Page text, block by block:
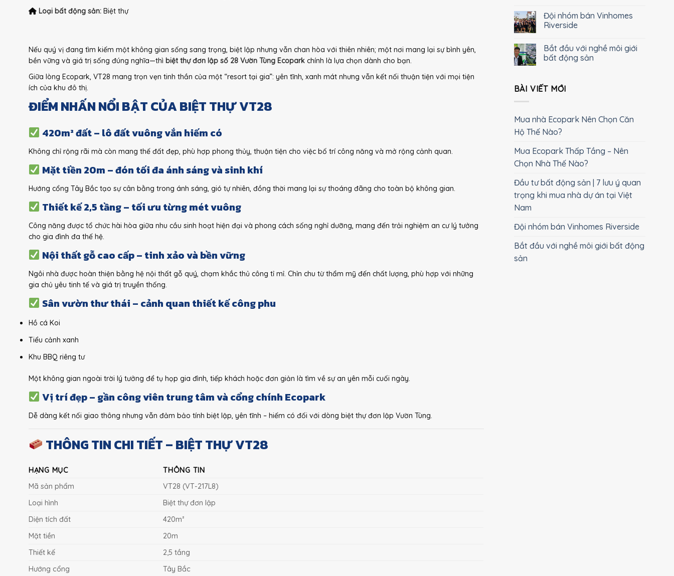
Loại bất động sản: Biệt thự
Nếu quý vị đang tìm kiếm một không gian sống sang trọng, biệt lập nhưng vẫn chan hòa với thiên nhiên; một nơi mang lại sự bình yên,
bền vững và giá trị sống đúng nghĩa—thì biệt thự đơn lập số 28 Vườn Tùng Ecopark chính là lựa chọn dành cho bạn.
Giữa lòng Ecopark, VT28 mang trọn vẹn tinh thần của một “resort tại gia”: yên tĩnh, xanh mát nhưng vẫn kết nối thuận tiện với mọi tiện
ích của khu đô thị.
ĐIỂM NHẤN NỔI BẬT CỦA BIỆT THỰ VT28
420m² đất – lô đất vuông vắn hiếm có
Không chỉ rộng rãi mà còn mang thế đất đẹp, phù hợp phong thủy, thuận tiện cho việc bố trí công năng và mở rộng cảnh quan.
Mặt tiền 20m – đón tối đa ánh sáng và sinh khí
Hướng cổng Tây Bắc tạo sự cân bằng trong ánh sáng, gió tự nhiên, đồng thời mang lại sự thoáng đãng cho toàn bộ không gian.
Thiết kế 2,5 tầng – tối ưu từng mét vuông
Công năng được tổ chức hài hòa giữa nhu cầu sinh hoạt hiện đại và phong cách sống nghỉ dưỡng, mang đến trải nghiệm an cư lý tưởng
cho gia đình đa thế hệ.
Nội thất gỗ cao cấp – tinh xảo và bền vững
Ngôi nhà được hoàn thiện bằng hệ nội thất gỗ quý, chạm khắc thủ công tỉ mỉ. Chỉn chu từ thẩm mỹ đến chất lượng, phù hợp với những
gia chủ yêu tinh tế và giá trị truyền thống.
Sân vườn thư thái – cảnh quan thiết kế công phu
Hồ cá Koi
Tiểu cảnh xanh
Khu BBQ riêng tư
Một không gian ngoài trời lý tưởng để tụ họp gia đình, tiếp khách hoặc đơn giản là tìm về sự an yên mỗi cuối ngày.
Vị trí đẹp – gần công viên trung tâm và cổng chính Ecopark
Dễ dàng kết nối giao thông nhưng vẫn đảm bảo tính biệt lập, yên tĩnh – hiếm có đối với dòng biệt thự đơn lập Vườn Tùng.
THÔNG TIN CHI TIẾT – BIỆT THỰ VT28
HẠNG MỤC
THÔNG TIN
Mã sản phẩm
VT28 (VT-217L8)
Loại hình
Biệt thự đơn lập
Diện tích đất
420m²
Mặt tiền
20m
Thiết kế
2,5 tầng
Hướng cổng
Tây Bắc
Đội nhóm bán Vinhomes
Riverside
Bắt đầu với nghề môi giới
bất động sản
BÀI VIẾT MỚI
Mua nhà Ecopark Nên Chọn Căn
Hộ Thế Nào?
Mua Ecopark Thấp Tầng – Nên
Chọn Nhà Thế Nào?
Đầu tư bất động sản | 7 lưu ý quan
trọng khi mua nhà dự án tại Việt
Nam
Đội nhóm bán Vinhomes Riverside
Bắt đầu với nghề môi giới bất động
sản